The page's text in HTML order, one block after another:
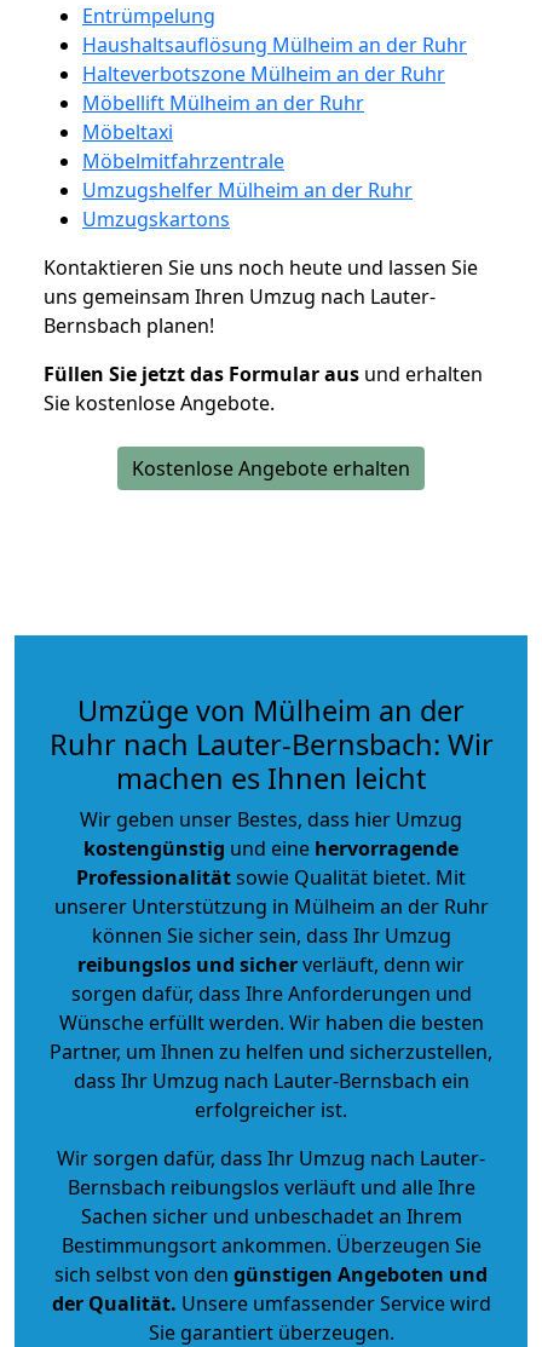
Entrümpelung
Haushaltsauflösung Mülheim an der Ruhr
Halteverbotszone Mülheim an der Ruhr
Möbellift Mülheim an der Ruhr
Möbeltaxi
Möbelmitfahrzentrale
Umzugshelfer Mülheim an der Ruhr
Umzugskartons
Kontaktieren Sie uns noch heute und lassen Sie
uns gemeinsam Ihren Umzug nach Lauter-
Bernsbach planen!
Füllen Sie jetzt das Formular aus und erhalten
Sie kostenlose Angebote.
Kostenlose Angebote erhalten
Umzüge von Mülheim an der
Ruhr nach Lauter-Bernsbach: Wir
machen es Ihnen leicht
Wir geben unser Bestes, dass hier Umzug
kostengünstig und eine hervorragende
Professionalitätsowie Qualität bietet. Mit
unserer Unterstützung in Mülheim an der Ruhr
können Sie sicher sein, dass Ihr Umzug
reibungslos und sicherverläuft, denn wir
sorgen dafür, dass Ihre Anforderungen und
Wünsche erfüllt werden. Wir haben die besten
Partner, um Ihnen zu helfen und sicherzustellen,
dass Ihr Umzug nach Lauter-Bernsbach ein
erfolgreicher ist.
Wir sorgen dafür, dass Ihr Umzug nach Lauter-
Bernsbach reibungslos verläuft und alle Ihre
Sachen sicher und unbeschadet an Ihrem
Bestimmungsort ankommen. Überzeugen Sie
sich selbst von den günstigen Angeboten und
der Qualität. Unsere umfassender Service wird
Sie garantiert überzeugen.